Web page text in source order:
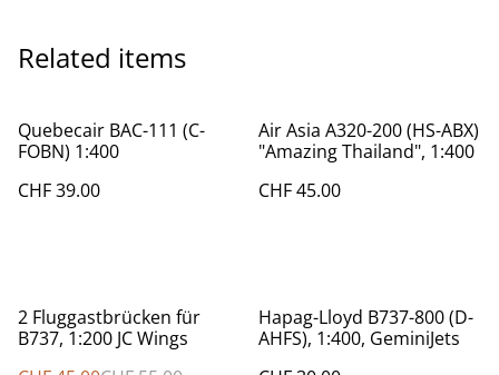
Related items
Quebecair BAC-111 (C-
FOBN) 1:400
CHF 39.00
Air Asia A320-200 (HS-ABX)
"Amazing Thailand", 1:400
CHF 45.00
%
2 Fluggastbrücken für
B737, 1:200 JC Wings
Hapag-Lloyd B737-800 (D-
AHFS), 1:400, GeminiJets